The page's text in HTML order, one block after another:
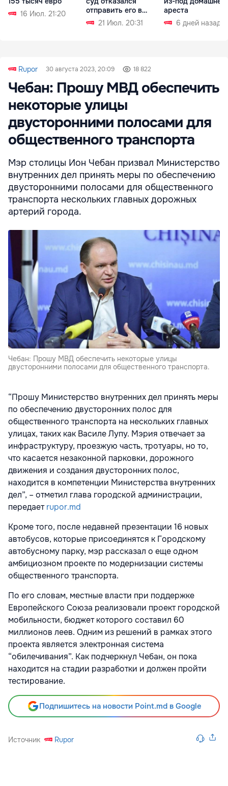
16 Июл. 21:20
отправить его в
СИЗО21 Июл. 20:31
ареста
6 дней назад
Rupor 30 августа 2023, 20:09 18 822
Чебан: Прошу МВД обеспечить
некоторые улицы
двусторонними полосами для
общественного транспорта
Мэр столицы Ион Чебан призвал Министерство
внутренних дел принять меры по обеспечению
двусторонними полосами для общественного
транспорта нескольких главных дорожных
артерий города.
Чебан: Прошу МВД обеспечить некоторые улицы
двусторонними полосами для общественного транспорта.
“Прошу Министерство внутренних дел принять меры
по обеспечению двусторонних полос для
общественного транспорта на нескольких главных
улицах, таких как Василе Лупу. Мэрия отвечает за
инфраструктуру, проезжую часть, тротуары, но то,
что касается незаконной парковки, дорожного
движения и создания двусторонних полос,
находится в компетенции Министерства внутренних
дел”, – отметил глава городской администрации,
передаетrupor.md
Кроме того, после недавней презентации 16 новых
автобусов, которые присоединятся к Городскому
автобусному парку, мэр рассказал о еще одном
амбициозном проекте по модернизации системы
общественного транспорта.
По его словам, местные власти при поддержке
Европейского Союза реализовали проект городской
мобильности, бюджет которого составил 60
миллионов леев. Одним из решений в рамках этого
проекта является электронная система
“обилечивания”. Как подчеркнул Чебан, он пока
находится на стадии разработки и должен пройти
тестирование.
Подпишитесь на новости Point.md в Google
Источник Rupor